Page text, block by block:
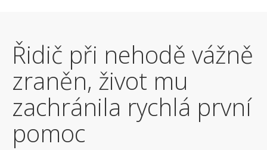
Řidič při nehodě vážně
zraněn, život mu
zachránila rychlá první
pomoc